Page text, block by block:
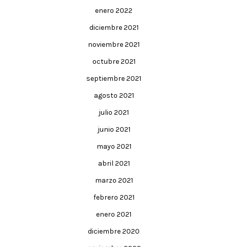
enero 2022
diciembre 2021
noviembre 2021
octubre 2021
septiembre 2021
agosto 2021
julio 2021
junio 2021
mayo 2021
abril 2021
marzo 2021
febrero 2021
enero 2021
diciembre 2020